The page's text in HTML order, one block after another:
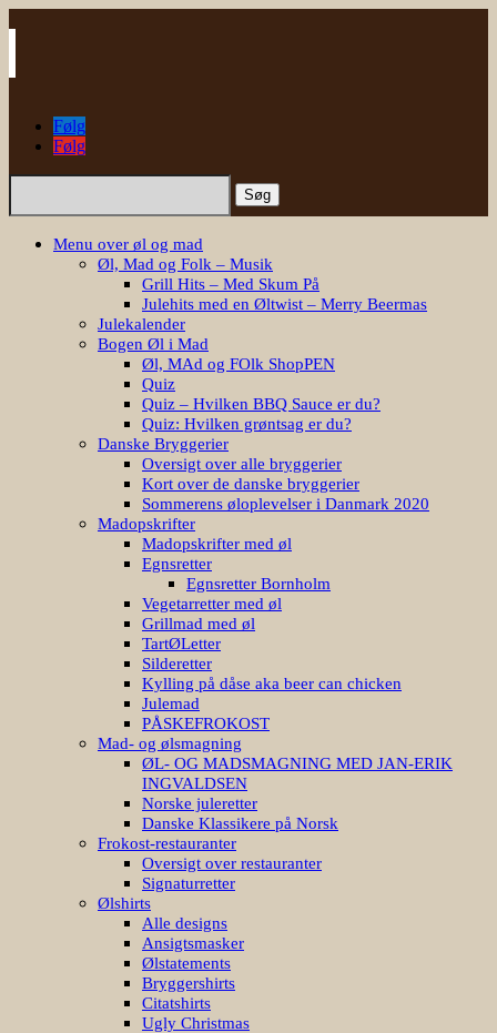
Følg
Følg
Søg
Menu over øl og mad
Øl, Mad og Folk – Musik
Grill Hits – Med Skum På
Julehits med en Øltwist – Merry Beermas
Julekalender
Bogen Øl i Mad
Øl, MAd og FOlk ShopPEN
Quiz
Quiz – Hvilken BBQ Sauce er du?
Quiz: Hvilken grøntsag er du?
Danske Bryggerier
Oversigt over alle bryggerier
Kort over de danske bryggerier
Sommerens øloplevelser i Danmark 2020
Madopskrifter
Madopskrifter med øl
Egnsretter
Egnsretter Bornholm
Vegetarretter med øl
Grillmad med øl
TartØLetter
Silderetter
Kylling på dåse aka beer can chicken
Julemad
PÅSKEFROKOST
Mad- og ølsmagning
ØL- OG MADSMAGNING MED JAN-ERIK
INGVALDSEN
Norske juleretter
Danske Klassikere på Norsk
Frokost-restauranter
Oversigt over restauranter
Signaturretter
Ølshirts
Alle designs
Ansigtsmasker
Ølstatements
Bryggershirts
Citatshirts
Ugly Christmas